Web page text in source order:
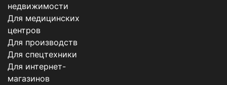
недвижимости
Для медицинских
центров
Для производств
Для спецтехники
Для интернет-
магазинов